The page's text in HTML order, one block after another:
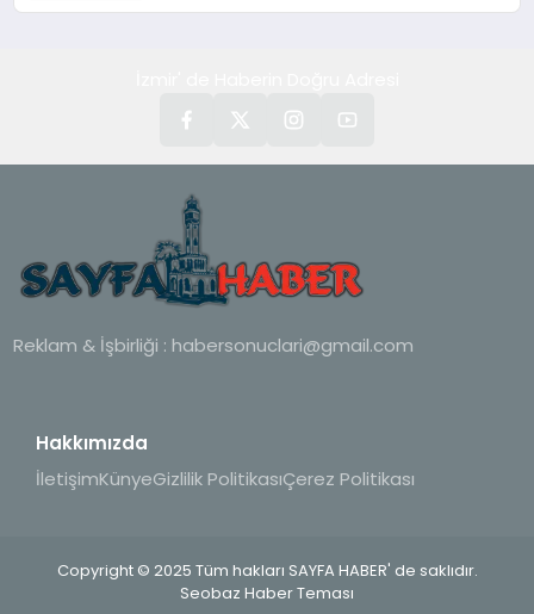
Reklam & İşbirliği : habersonuclari@gmail.com
Hakkımızda
İletişimKünyeGizlilik PolitikasıÇerez Politikası
Copyright © 2025 Tüm hakları SAYFA HABER' de saklıdır.
Seobaz Haber Teması